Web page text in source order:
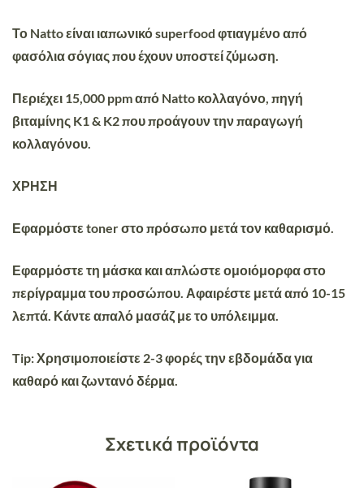
Το Natto είναι ιαπωνικό superfood φτιαγμένο από
φασόλια σόγιας που έχουν υποστεί ζύμωση.
Περιέχει 15,000 ppm από Natto κολλαγόνο, πηγή
βιταμίνης K1 & K2 πουπροάγουν την παραγωγή
κολλαγόνου.
ΧΡΗΣΗ
Εφαρμόστε toner στο πρόσωπο μετά τον καθαρισμό.
Εφαρμόστε τη μάσκα και απλώστε ομοιόμορφα στο
περίγραμμα του προσώπου. Αφαιρέστε μετά από 10-15
λεπτά. Κάντε απαλό μασάζ με το υπόλειμμα.
Tip:Χρησιμοποιείστε 2-3 φορές την εβδομάδα για
καθαρό και ζωντανό δέρμα.
Σχετικά προϊόντα